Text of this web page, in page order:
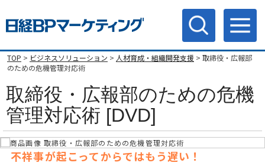
TOP > ビジネスソリューション > 人材育成・組織開発支援 > 取締役・広報部
のための危機管理対応術
取締役・広報部のための危機
管理対応術 [DVD]
不祥事が起こってからではもう遅い！